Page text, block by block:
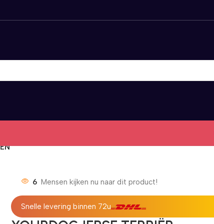
6 Mensen kijken nu naar dit product!
Snelle levering binnen 72u